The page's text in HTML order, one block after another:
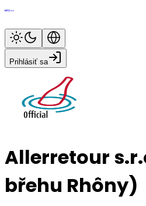
Prihlásiť sa
Allerretour
břehu Rhôny)